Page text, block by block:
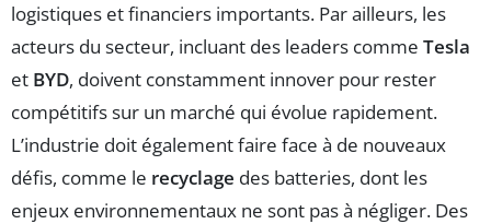
logistiques et financiers importants. Par ailleurs, les
acteurs du secteur, incluant des leaders comme Tesla
et BYD, doivent constamment innover pour rester
compétitifs sur un marché qui évolue rapidement.
L’industrie doit également faire face à de nouveaux
défis, comme le recyclage des batteries, dont les
enjeux environnementaux ne sont pas à négliger. Des